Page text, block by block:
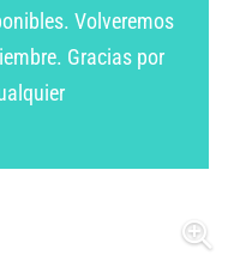
Volveremos
Gracias por